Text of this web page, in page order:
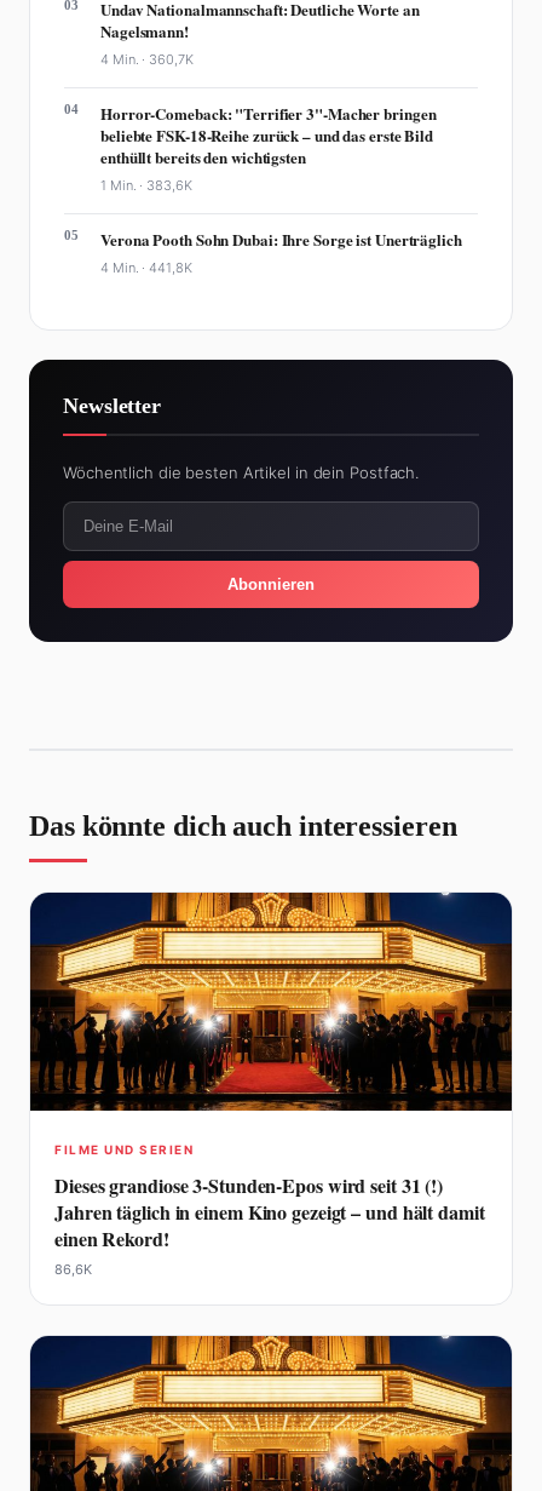
03
Undav Nationalmannschaft: Deutliche Worte an
Nagelsmann!
4 Min. · 360,7K
04
Horror-Comeback: "Terrifier 3"-Macher bringen
beliebte FSK-18-Reihe zurück – und das erste Bild
enthüllt bereits den wichtigsten
1 Min. · 383,6K
05 Verona Pooth Sohn Dubai: Ihre Sorge ist Unerträglich
4 Min. ·441,8K
Newsletter
Wöchentlich die besten Artikel in dein Postfach.
Abonnieren
Das könnte dich auch interessieren
FILME UND SERIEN
Dieses grandiose 3-Stunden-Epos wird seit 31 (!)
Jahren täglich in einem Kino gezeigt – und hält damit
einen Rekord!
86,6K